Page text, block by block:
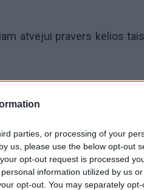
parties, or processing of your
us, please use the below opt-out
opt-out request is processed
information utilized by us
opt-out. You may separately
atvejui pravers kelios
pirma taisyklė, norint
kiek iš tiesų reikia: